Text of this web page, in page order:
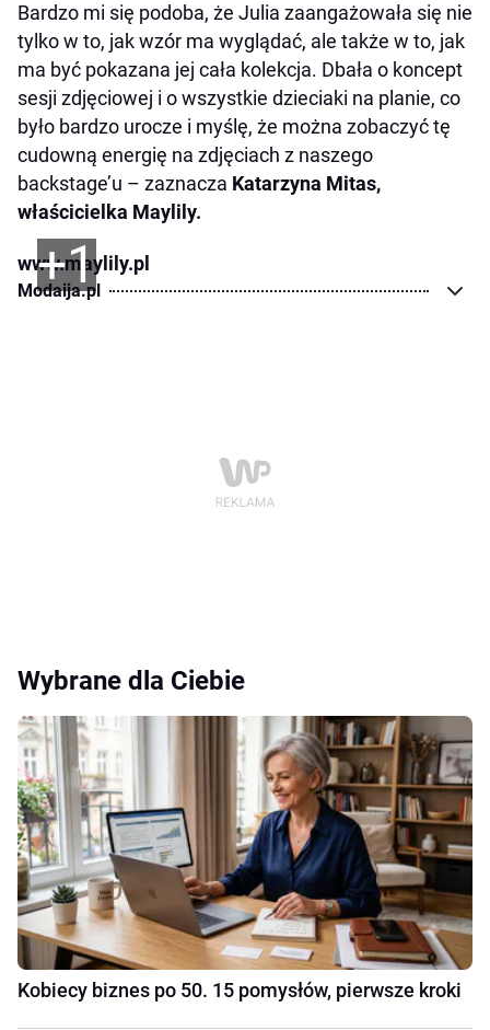
Bardzo mi się podoba, że Julia zaangażowała się nie
tylko w to, jak wzór ma wyglądać, ale także w to, jak
ma być pokazana jej cała kolekcja. Dbała o koncept
sesji zdjęciowej i o wszystkie dzieciaki na planie, co
było bardzo urocze i myślę, że można zobaczyć tę
cudowną energię na zdjęciach z naszego
backstage’u – zaznacza Katarzyna Mitas,
właścicielka Maylily.
+1
www.maylily.pl
Modaija.pl
Wybrane dla Ciebie
Kobiecy biznes po 50. 15 pomysłów, pierwsze kroki